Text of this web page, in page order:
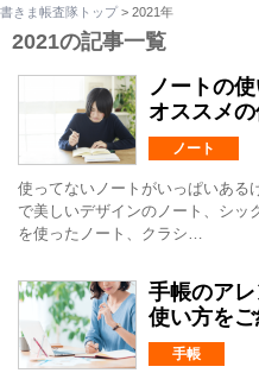
書きま帳査隊トップ > 2021年
2021の記事一覧
ノートの
オススメ
ノート
使ってないノートがいっぱいある
で美しいデザインのノート、シッ
を使ったノート、クラシ…
手帳のア
使い方をご
手帳